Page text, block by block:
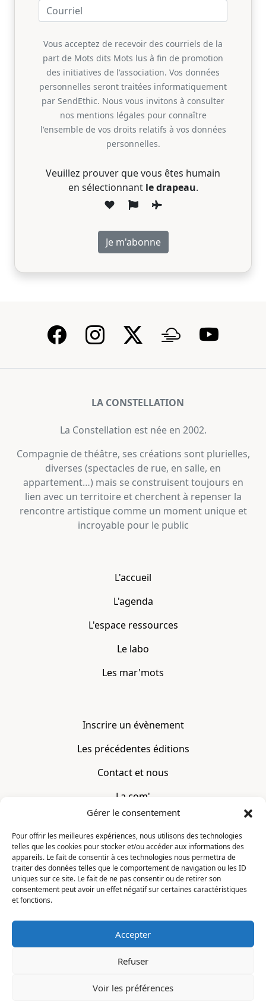
Gérer le consentement
Pour offrir les meilleures expériences, nous utilisons des technologies
telles que les cookies pour stocker et/ou accéder aux informations des
appareils. Le fait de consentir à ces technologies nous permettra de
traiter des données telles que le comportement de navigation ou les ID
uniques sur ce site. Le fait de ne pas consentir ou de retirer son
consentement peut avoir un effet négatif sur certaines caractéristiques
et fonctions.
Accepter
Refuser
Voir les préférences
Vous acceptez de recevoir des courriels de la
part de Mots dits Mots lus à fin de promotion
des initiatives de l'association. Vos données
personnelles seront traitées informatiquement
par SendEthic. Nous vous invitons à consulter
nos mentions légales pour connaître
l'ensemble de vos droits relatifs à vos données
personnelles.
Veuillez prouver que vous êtes humain
en sélectionnantle drapeau.
LA CONSTELLATION
La Constellation est née en 2002.
Compagnie de théâtre, ses créations sont plurielles,
diverses (spectacles de rue, en salle, en
appartement…) mais se construisent toujours en
lien avec un territoire et cherchent à repenser la
rencontre artistique comme un moment unique et
incroyable pour le public
L'accueil
L'agenda
L'espace ressources
Le labo
Les mar'mots
Inscrire un évènement
Les précédentes éditions
Contact et nous
La com'
Mentions légales
CONTACT
La Constellation
7 chemin du Clotay
contact@motsditsmotslus.com